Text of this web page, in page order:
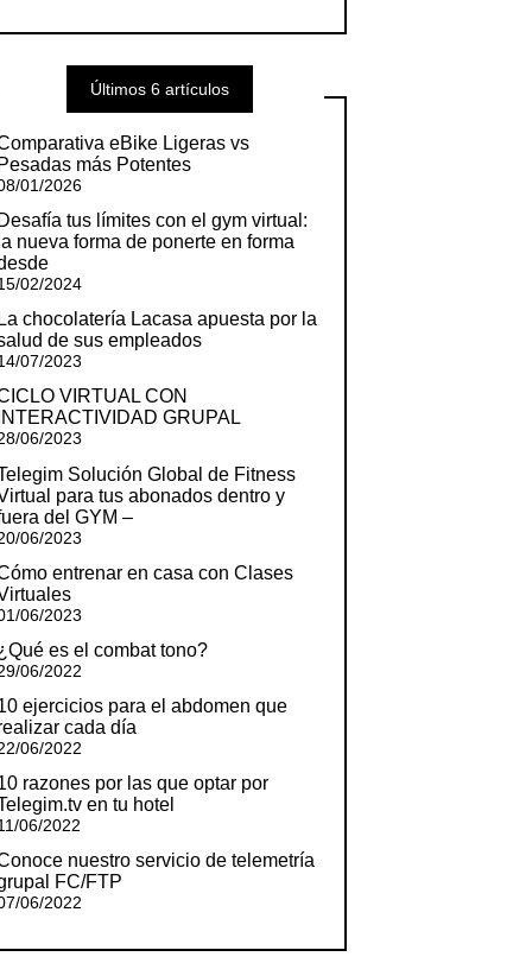
Últimos 6 artículos
eBike Ligeras vs
Pesadas más Potentes
01/2026
Desafía tus límites con el gym virtual:
la nueva forma de ponerte en forma
02/2024
La chocolatería Lacasa apuesta por la
de sus empleados
07/2023
VIRTUAL CON
INTERACTIVIDAD GRUPAL
06/2023
Solución Global de Fitness
para tus abonados dentro y
del GYM –
06/2023
entrenar en casa con Clases
06/2023
es el combat tono?
06/2022
ejercicios para el abdomen que
cada día
06/2022
razones por las que optar por
en tu hotel
06/2022
nuestro servicio de telemetría
FC/FTP
06/2022